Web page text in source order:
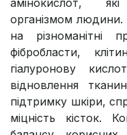
амінокислот,
організмом
на різноманітні
фібробласти,
гіалуронову
відновлення
підтримку шкіри,
міцність кісток.